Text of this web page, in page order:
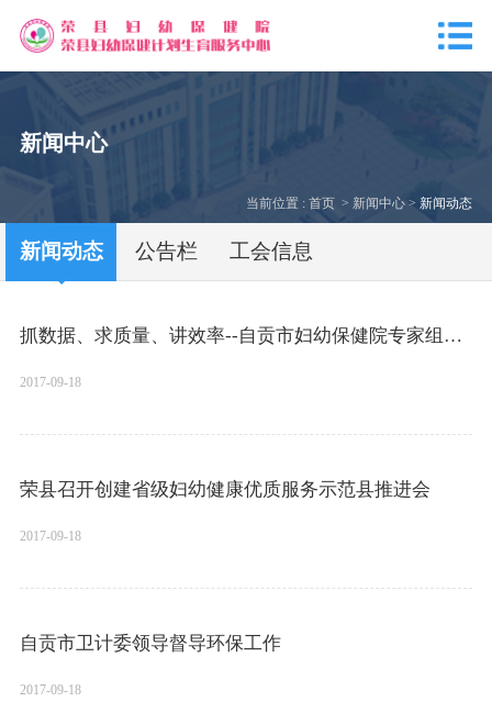
新闻中心
当前位置 :首页 > 新闻中心 >新闻动态
新闻动态 公告栏 工会信息
抓数据、求质量、讲效率--自贡市妇幼保健院专家组对我县进行妇幼卫生信息质量控制
2017-09-18
荣县召开创建省级妇幼健康优质服务示范县推进会
2017-09-18
自贡市卫计委领导督导环保工作
2017-09-18